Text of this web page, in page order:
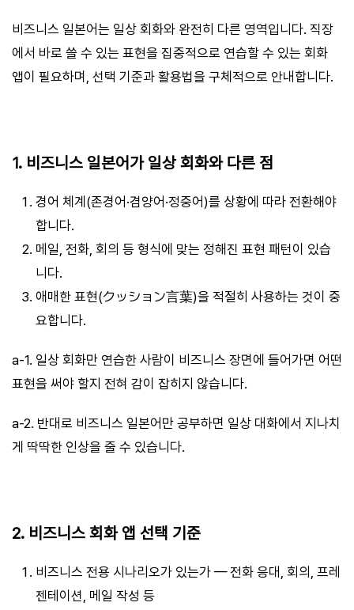
비즈니스 일본어는 일상 회화와 완전히 다른 영역입니다. 직장
에서 바로 쓸 수 있는 표현을 집중적으로 연습할 수 있는 회화
앱이 필요하며, 선택 기준과 활용법을 구체적으로 안내합니다.
1. 비즈니스 일본어가 일상 회화와 다른 점
경어 체계(존경어·겸양어·정중어)를 상황에 따라 전환해야
합니다.
메일, 전화, 회의 등 형식에 맞는 정해진 표현 패턴이 있습
니다.
애매한 표현(クッション言葉)을 적절히 사용하는 것이 중
요합니다.
a-1. 일상 회화만 연습한 사람이 비즈니스 장면에 들어가면 어떤
표현을 써야 할지 전혀 감이 잡히지 않습니다.
a-2. 반대로 비즈니스 일본어만 공부하면 일상 대화에서 지나치
게 딱딱한 인상을 줄 수 있습니다.
2. 비즈니스 회화 앱 선택 기준
비즈니스 전용 시나리오가 있는가 — 전화 응대, 회의, 프레
젠테이션, 메일 작성 등